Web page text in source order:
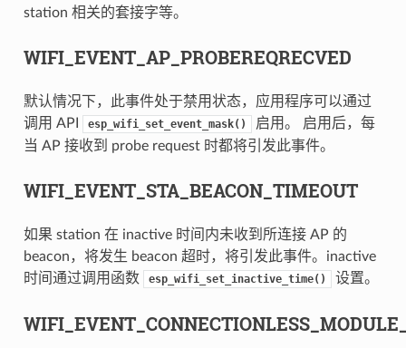
station 相关的套接字等。
WIFI_EVENT_AP_PROBEREQRECVED
默认情况下，此事件处于禁用状态，应用程序可以通过
调用 API
esp_wifi_set_event_mask()
启用。 启用后，每
当 AP 接收到 probe request 时都将引发此事件。
WIFI_EVENT_STA_BEACON_TIMEOUT
如果 station 在 inactive 时间内未收到所连接 AP 的
beacon，将发生 beacon 超时，将引发此事件。inactive
时间通过调用函数
esp_wifi_set_inactive_time() 设置。